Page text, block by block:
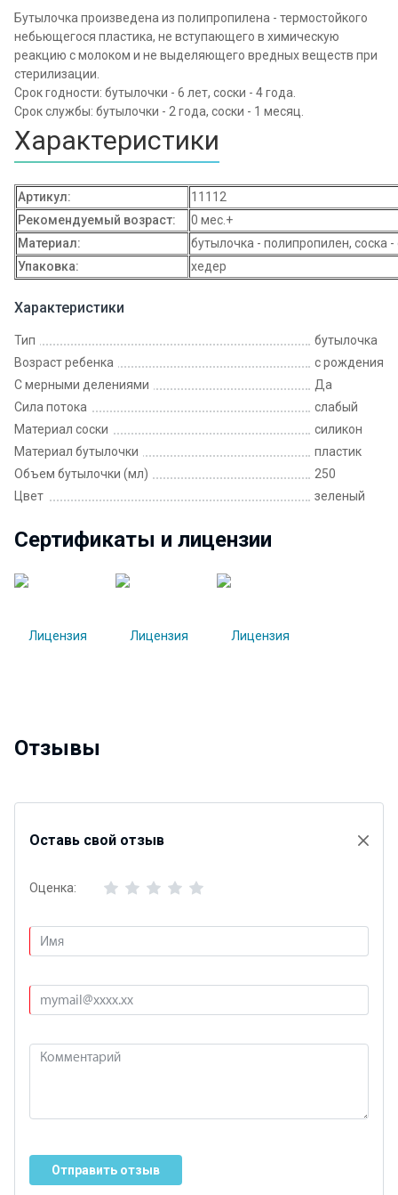
Бутылочка произведена из полипропилена - термостойкого
небьющегося пластика, не вступающего в химическую
реакцию с молоком и не выделяющего вредных веществ при
стерилизации.
Срок годности: бутылочки - 6 лет, соски - 4 года.
Срок службы: бутылочки - 2 года, соски - 1 месяц.
Характеристики
Артикул:
11112
Рекомендуемый возраст:
0 мес.+
Материал:
бутылочка - полипропилен, соска -
Упаковка:
хедер
Характеристики
Тип
бутылочка
Возраст ребенка
с рождения
С мерными делениями
Да
Сила потока
слабый
Материал соски
силикон
Материал бутылочки
пластик
Объем бутылочки (мл)
250
Цвет
зеленый
Сертификаты и лицензии
Отзывы
Оставь свой отзыв
Оценка:
Отправить отзыв